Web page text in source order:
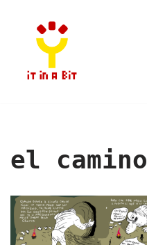
contenuto
el camino